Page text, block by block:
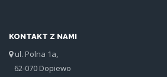
KONTAKT Z NAMI
ul. Polna 1a,
62-070 Dopiewo